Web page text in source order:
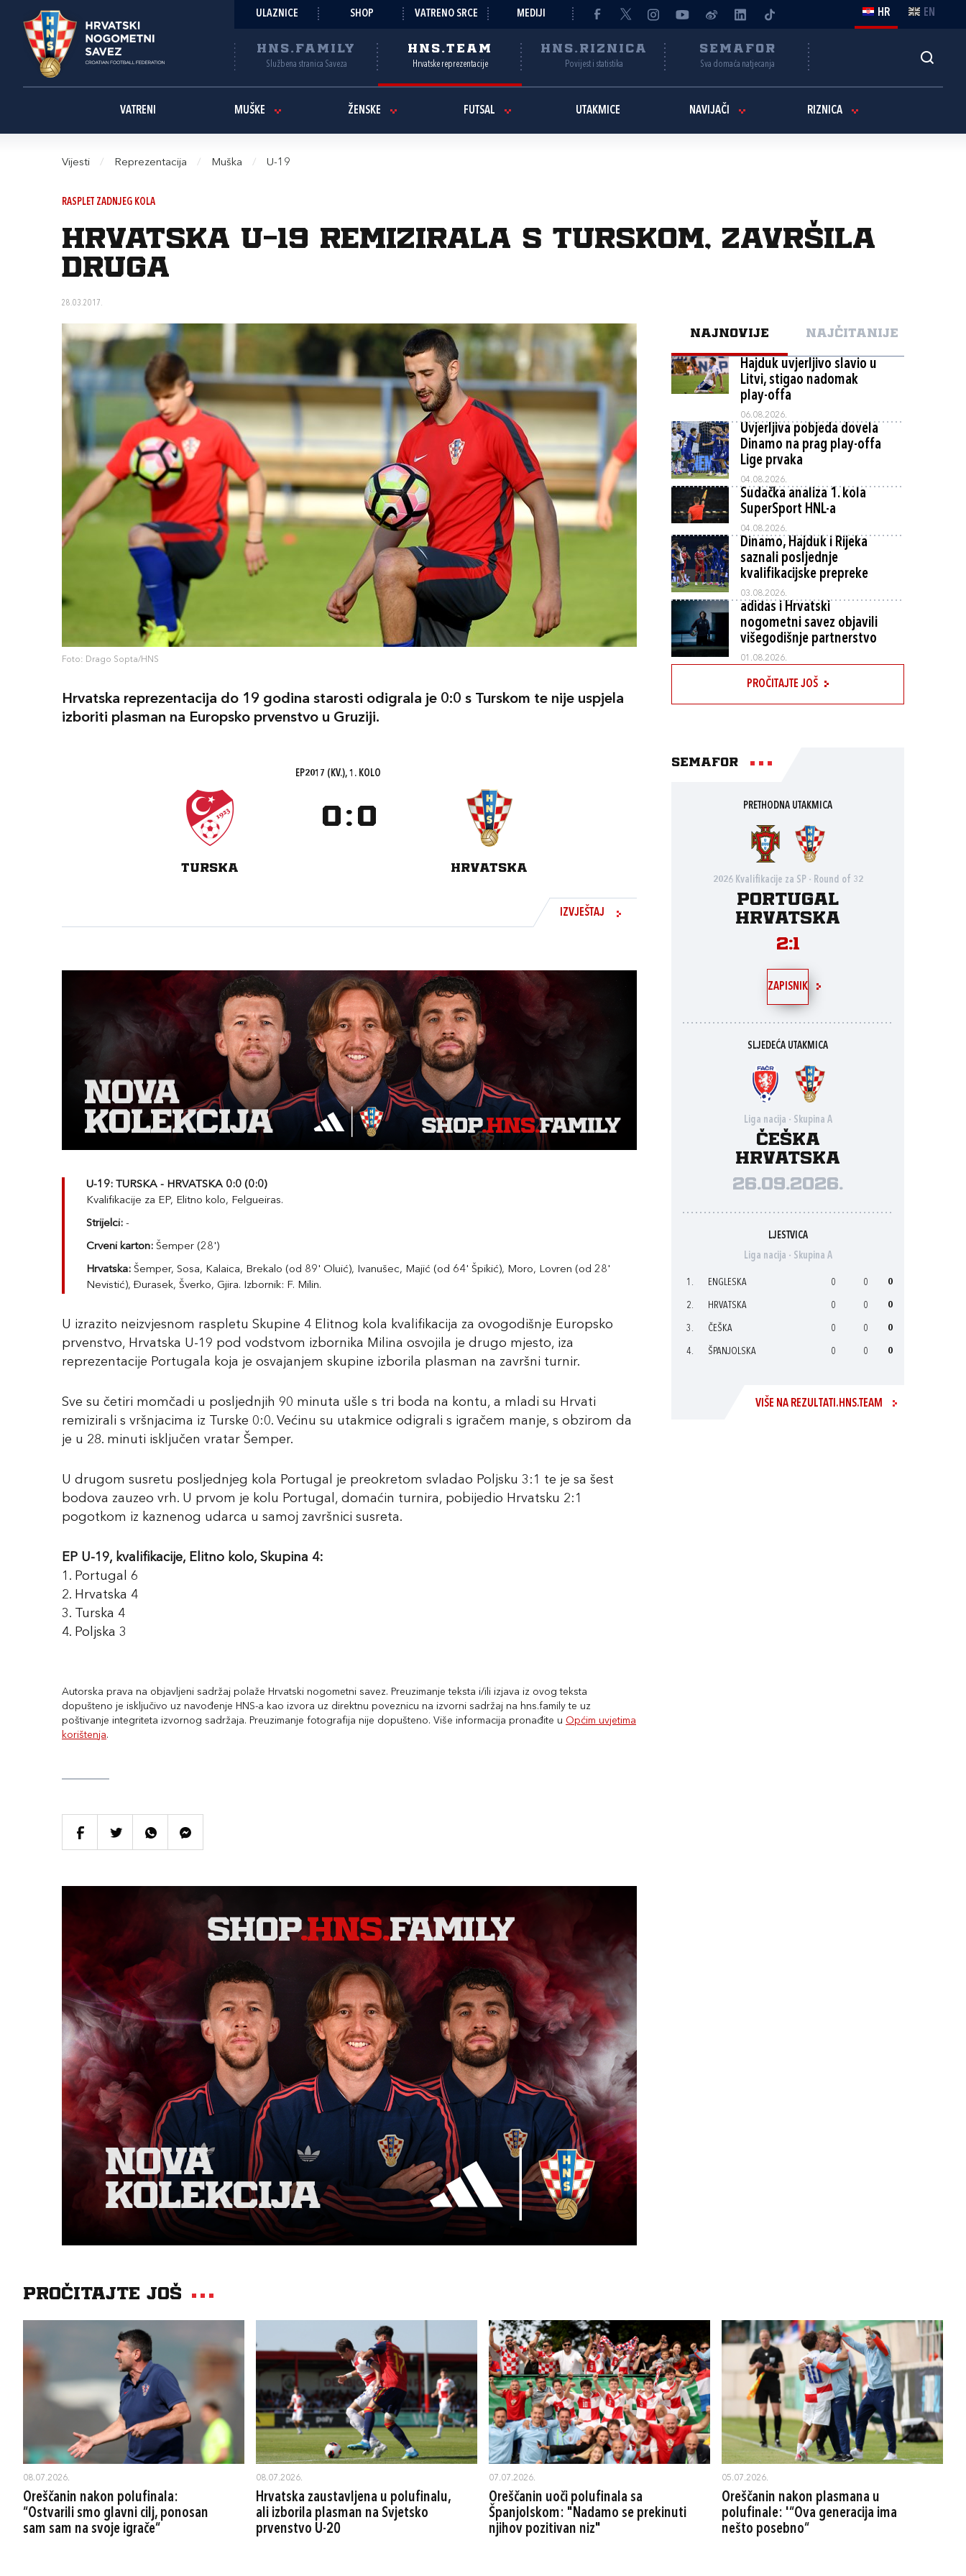
ULAZNICE SHOP VATRENO SRCE MEDIJI HR EN
HNS.FAMILY
Službena stranica Saveza
HNS.TEAM
Hrvatske reprezentacije
HNS.RIZNICA
Povijest i statistika
SEMAFOR
Sva domaća natjecanja
VATRENI MUŠKE ŽENSKE FUTSAL UTAKMICE NAVIJAČI RIZNICA
Vijesti / Reprezentacija / Muška / U-19
RASPLET ZADNJEG KOLA
Hrvatska U-19 remizirala s Turskom, završila
druga
28.03.2017.
Foto: Drago Sopta/HNS
Hrvatska reprezentacija do 19 godina starosti odigrala je 0:0 s Turskom te nije uspjela
izboriti plasman na Europsko prvenstvo u Gruziji.
EP2017 (KV.), 1. KOLO
TURSKA
0 : 0
HRVATSKA
IZVJEŠTAJ
U-19: TURSKA - HRVATSKA 0:0 (0:0)
Kvalifikacije za EP, Elitno kolo, Felgueiras.
Strijelci: -
Crveni karton: Šemper (28')
Hrvatska: Šemper, Sosa, Kalaica, Brekalo (od 89' Oluić), Ivanušec, Majić (od 64' Špikić), Moro, Lovren (od 28'
Nevistić), Đurasek, Šverko, Gjira. Izbornik: F. Milin.
U izrazito neizvjesnom raspletu Skupine 4 Elitnog kola kvalifikacija za ovogodišnje Europsko
prvenstvo, Hrvatska U-19 pod vodstvom izbornika Milina osvojila je drugo mjesto, iza
reprezentacije Portugala koja je osvajanjem skupine izborila plasman na završni turnir.
Sve su četiri momčadi u posljednjih 90 minuta ušle s tri boda na kontu, a mladi su Hrvati
remizirali s vršnjacima iz Turske 0:0. Većinu su utakmice odigrali s igračem manje, s obzirom da
je u 28. minuti isključen vratar Šemper.
U drugom susretu posljednjeg kola Portugal je preokretom svladao Poljsku 3:1 te je sa šest
bodova zauzeo vrh. U prvom je kolu Portugal, domaćin turnira, pobijedio Hrvatsku 2:1
pogotkom iz kaznenog udarca u samoj završnici susreta.
EP U-19, kvalifikacije, Elitno kolo, Skupina 4:
1. Portugal 6
2. Hrvatska 4
3. Turska 4
4. Poljska 3
Autorska prava na objavljeni sadržaj polaže Hrvatski nogometni savez. Preuzimanje teksta i/ili izjava iz ovog teksta
dopušteno je isključivo uz navođenje HNS-a kao izvora uz direktnu poveznicu na izvorni sadržaj na hns.family te uz
poštivanje integriteta izvornog sadržaja. Preuzimanje fotografija nije dopušteno. Više informacija pronađite u Općim uvjetima
korištenja.
NAJNOVIJE NAJČITANIJE
Hajduk uvjerljivo slavio u
Litvi, stigao nadomak
play-offa
06.08.2026.
Uvjerljiva pobjeda dovela
Dinamo na prag play-offa
Lige prvaka
04.08.2026.
Sudačka analiza 1. kola
SuperSport HNL-a
04.08.2026.
Dinamo, Hajduk i Rijeka
saznali posljednje
kvalifikacijske prepreke
03.08.2026.
adidas i Hrvatski
nogometni savez objavili
višegodišnje partnerstvo
01.08.2026.
PROČITAJTE JOŠ
Semafor
PRETHODNA UTAKMICA
2026 Kvalifikacije za SP - Round of 32
Portugal
Hrvatska
2:1
ZAPISNIK
SLJEDEĆA UTAKMICA
Liga nacija - Skupina A
Češka
Hrvatska
26.09.2026.
LJESTVICA
Liga nacija - Skupina A
1. ENGLESKA 0 0 0
2. HRVATSKA 0 0 0
3. ČEŠKA 0 0 0
4. ŠPANJOLSKA 0 0 0
VIŠE NA REZULTATI.HNS.TEAM
Pročitajte još
08.07.2026.
Oreščanin nakon polufinala:
“Ostvarili smo glavni cilj, ponosan
sam sam na svoje igrače“
08.07.2026.
Hrvatska zaustavljena u polufinalu,
ali izborila plasman na Svjetsko
prvenstvo U-20
07.07.2026.
Oreščanin uoči polufinala sa
Španjolskom: "Nadamo se prekinuti
njihov pozitivan niz"
05.07.2026.
Oreščanin nakon plasmana u
polufinale: '“Ova generacija ima
nešto posebno“